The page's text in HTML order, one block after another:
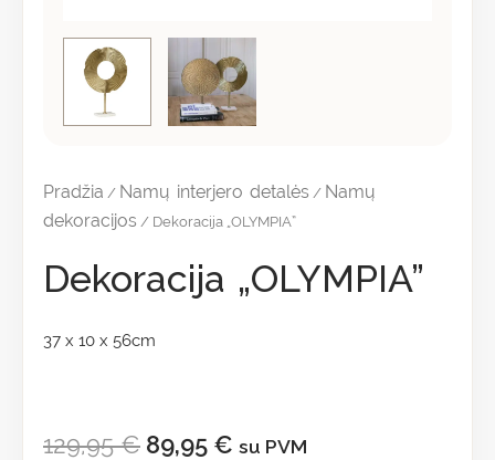
Pradžia / Namų interjero detalės / Namų
dekoracijos / Dekoracija „OLYMPIA”
Dekoracija „OLYMPIA”
37 x 10 x 56cm
129,95€ 89,95 € su PVM